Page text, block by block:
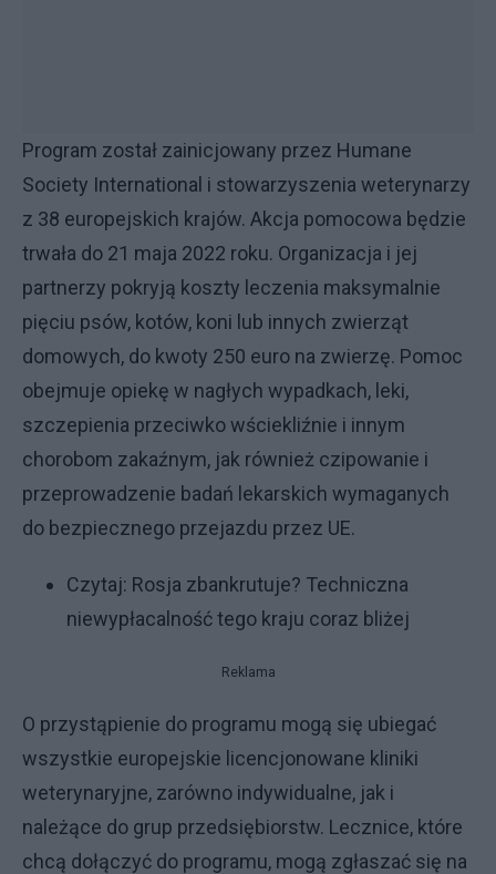
Program został zainicjowany przez Humane
Society International i stowarzyszenia weterynarzy
z 38 europejskich krajów. Akcja pomocowa będzie
trwała do 21 maja 2022 roku. Organizacja i jej
partnerzy pokryją koszty leczenia maksymalnie
pięciu psów, kotów, koni lub innych zwierząt
domowych, do kwoty 250 euro na zwierzę. Pomoc
obejmuje opiekę w nagłych wypadkach, leki,
szczepienia przeciwko wściekliźnie i innym
chorobom zakaźnym, jak również czipowanie i
przeprowadzenie badań lekarskich wymaganych
do bezpiecznego przejazdu przez UE.
Czytaj: Rosja zbankrutuje? Techniczna
niewypłacalność tego kraju coraz bliżej
Reklama
O przystąpienie do programu mogą się ubiegać
wszystkie europejskie licencjonowane kliniki
weterynaryjne, zarówno indywidualne, jak i
należące do grup przedsiębiorstw. Lecznice, które
chcą dołączyć do programu, mogą zgłaszać się na